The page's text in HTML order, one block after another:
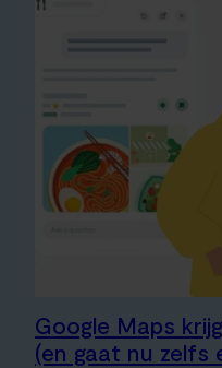
Google Maps
(en gaat nu zelfs